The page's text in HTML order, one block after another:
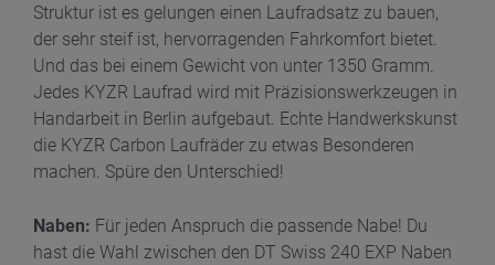
Struktur ist es gelungen einen Laufradsatz zu bauen,
der sehr steif ist, hervorragenden Fahrkomfort bietet.
Und das bei einem Gewicht von unter 1350 Gramm.
Jedes KYZR Laufrad wird mit Präzisionswerkzeugen in
Handarbeit in Berlin aufgebaut. Echte Handwerkskunst
die KYZR Carbon Laufräder zu etwas Besonderen
machen. Spüre den Unterschied!
Naben: Für jeden Anspruch die passende Nabe! Du
hast die Wahl zwischen den DT Swiss 240 EXP Naben